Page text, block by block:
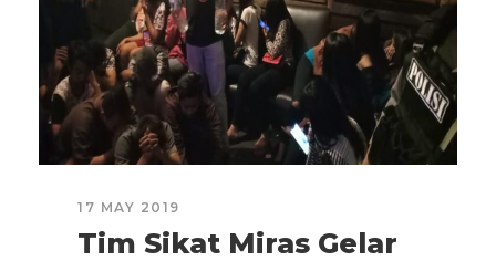
17 MAY 2019
Tim Sikat Miras Gelar